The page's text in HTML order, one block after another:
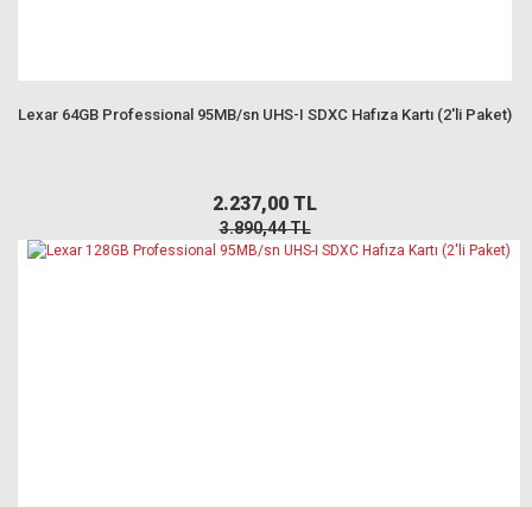
Lexar 64GB Professional 95MB/sn UHS-I SDXC Hafıza Kartı (2'li Paket)
2.237,00 TL
3.890,44 TL